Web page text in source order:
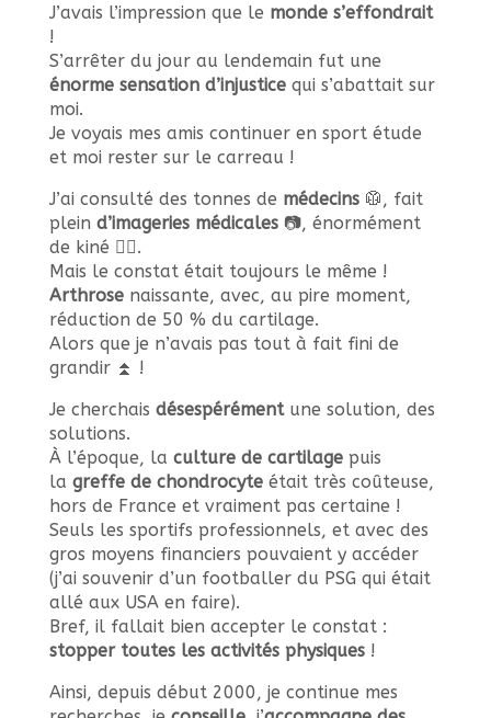
J’avais l’impression que le monde s’effondrait
!
S’arrêter du jour au lendemain fut une
énorme sensation d’injusticequi s’abattait sur
moi.
Je voyais mes amis continuer en sport étude
et moi rester sur le carreau !
J’ai consulté des tonnes de médecins🥼, fait
plein d’imageries médicales📷, énormément
de kiné 👨‍⚕️.
Mais le constat était toujours le même !
Arthrosenaissante, avec, au pire moment,
réduction de 50 % du cartilage.
Alors que je n’avais pas tout à fait fini de
grandir ⏫ !
Je cherchais désespérément une solution, des
solutions.
À l’époque, la culture de cartilage puis
la greffe de chondrocyte était très coûteuse,
hors de France et vraiment pas certaine !
Seuls les sportifs professionnels, et avec des
gros moyens financiers pouvaient y accéder
(j’ai souvenir d’un footballer du PSG qui était
allé aux USA en faire).
Bref, il fallait bien accepter le constat :
stopper toutes les activités physiques!
Ainsi, depuis début 2000, je continue mes